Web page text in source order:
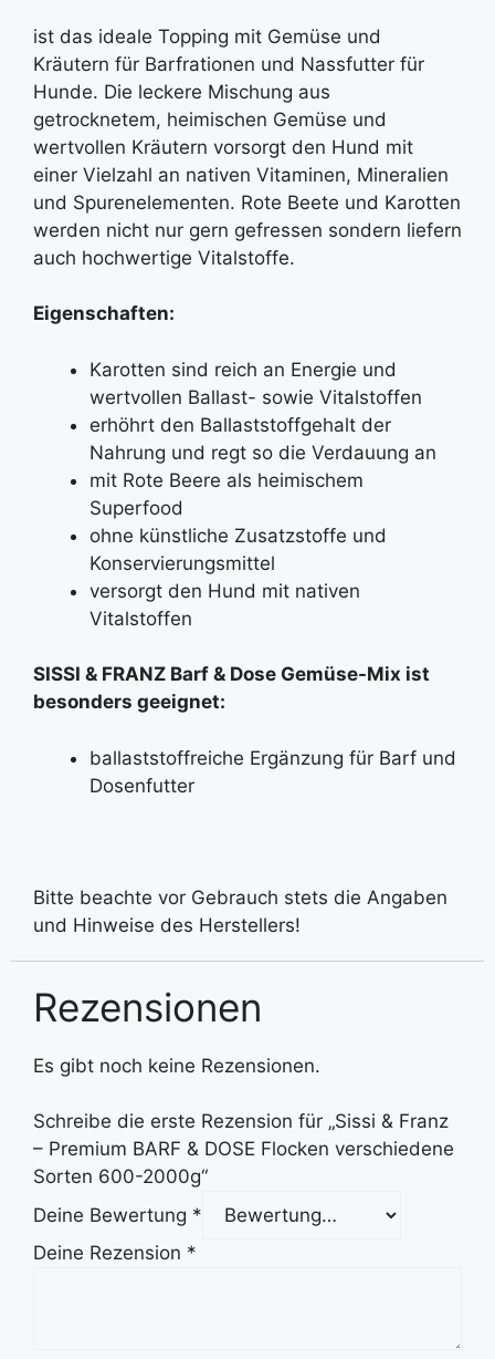
ist das ideale Topping mit Gemüse und
Kräutern für Barfrationen und Nassfutter für
Hunde. Die leckere Mischung aus
getrocknetem, heimischen Gemüse und
wertvollen Kräutern vorsorgt den Hund mit
einer Vielzahl an nativen Vitaminen, Mineralien
und Spurenelementen. Rote Beete und Karotten
werden nicht nur gern gefressen sondern liefern
auch hochwertige Vitalstoffe.
Eigenschaften:
Karotten sind reich an Energie und
wertvollen Ballast- sowie Vitalstoffen
erhöhrt den Ballaststoffgehalt der
Nahrung und regt so die Verdauung an
mit Rote Beere als heimischem
Superfood
ohne künstliche Zusatzstoffe und
Konservierungsmittel
versorgt den Hund mit nativen
Vitalstoffen
SISSI & FRANZ Barf & Dose Gemüse-Mix ist
besonders geeignet:
ballaststoffreiche Ergänzung für Barf und
Dosenfutter
Bitte beachte vor Gebrauch stets die Angaben
und Hinweise des Herstellers!
Rezensionen
Es gibt noch keine Rezensionen.
Schreibe die erste Rezension für „Sissi & Franz
– Premium BARF & DOSE Flocken verschiedene
Sorten 600-2000g“
Deine Bewertung *
Deine Rezension *